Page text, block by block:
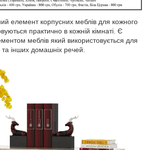
елемент корпусних меблів для кожного
практично в кожній кімнаті. Є
меблів який використовується для
та інших домашніх речей.